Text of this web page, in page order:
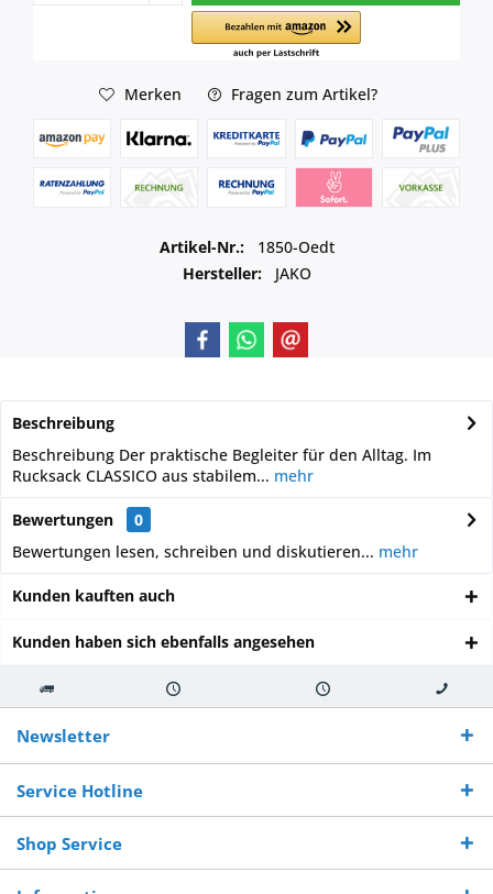
Merken Fragen zum Artikel?
Artikel-Nr.:
1850-Oedt
Hersteller:
JAKO
Beschreibung
Beschreibung Der praktische Begleiter für den Alltag. Im
Rucksack CLASSICO aus stabilem... mehr
Bewertungen
0
Bewertungen lesen, schreiben und diskutieren... mehr
Kunden kauften auch
Kunden haben sich ebenfalls angesehen
Kostenloser
Versand ab €
250,-
Versand innerhalb von Versand von So erreichen
Sie uns 0160
970 511 90
Newsletter
Service Hotline
Shop Service